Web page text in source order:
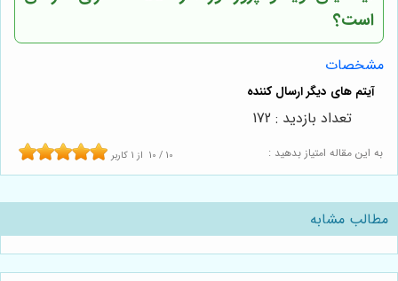
است؟
مشخصات
به این مقاله امتیاز بدهید : 10 / 10 از1 کاربر
تعداد بازدید : 172
مطالب مشابه